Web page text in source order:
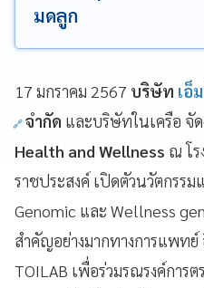
มดลูก
17 มกราคม 2567 บริษัท เอ็
จำกัด และบริษัทในเครือ จั
Health and Wellness ณ โร
ราชประสงค์ เปิดตัวนวัตกรรม
Genomic และ Wellness
สำคัญอย่างมากทางการแพทย์
TOILAB เพื่อร่วมรณรงค์การ